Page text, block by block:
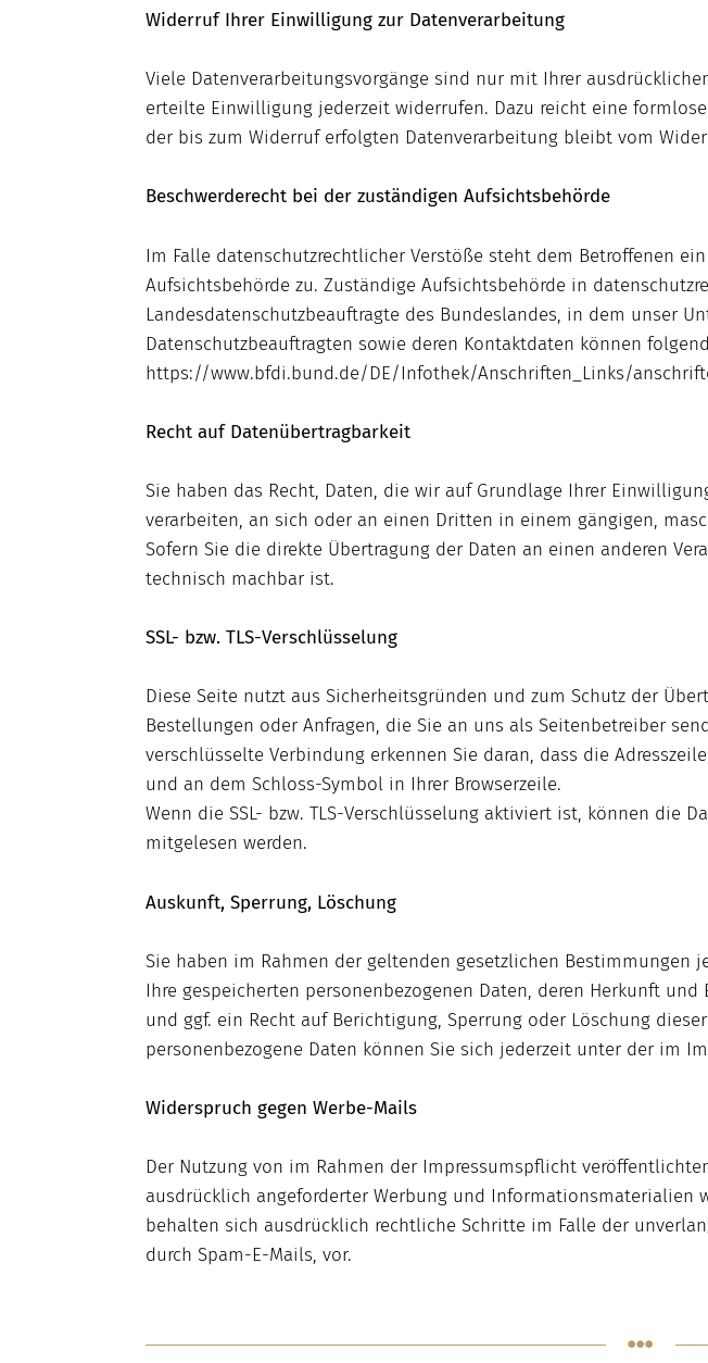
Widerruf Ihrer Einwilligung zur Datenverarbeitung
Viele Datenverarbeitungsvorgänge sind nur mit Ihrer
erteilte Einwilligung jederzeit widerrufen. Dazu reicht eine
der bis zum Widerruf erfolgten Datenverarbeitung bleibt vom
Beschwerderecht bei der zuständigen Aufsichtsbehörde
Im Falle datenschutzrechtlicher Verstöße steht dem Betroffenen
Aufsichtsbehörde zu. Zuständige Aufsichtsbehörde in
Landesdatenschutzbeauftragte des Bundeslandes, in dem unser
Datenschutzbeauftragten sowie deren Kontaktdaten können
https://www.bfdi.bund.de/DE/Infothek/Anschriften_Links/
Recht auf Datenübertragbarkeit
Sie haben das Recht, Daten, die wir auf Grundlage Ihrer
verarbeiten, an sich oder an einen Dritten in einem gängigen,
Sofern Sie die direkte Übertragung der Daten an einen anderen
technisch machbar ist.
SSL- bzw. TLS-Verschlüsselung
Diese Seite nutzt aus Sicherheitsgründen und zum Schutz der
Bestellungen oder Anfragen, die Sie an uns als Seitenbetreiber
verschlüsselte Verbindung erkennen Sie daran, dass die
und an dem Schloss-Symbol in Ihrer Browserzeile.
Wenn die SSL- bzw. TLS-Verschlüsselung aktiviert ist, können die
mitgelesen werden.
Auskunft, Sperrung, Löschung
Sie haben im Rahmen der geltenden gesetzlichen Bestimmungen
Ihre gespeicherten personenbezogenen Daten, deren Herkunft
und ggf. ein Recht auf Berichtigung, Sperrung oder Löschung
personenbezogene Daten können Sie sich jederzeit unter der im
Widerspruch gegen Werbe-Mails
Der Nutzung von im Rahmen der Impressumspflicht
ausdrücklich angeforderter Werbung und Informationsmaterialien
behalten sich ausdrücklich rechtliche Schritte im Falle der
durch Spam-E-Mails, vor.